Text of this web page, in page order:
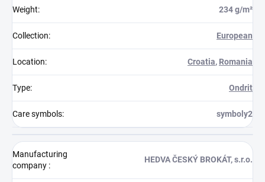
Weight: 234 g/m²
Collection: European
Location: Croatia, Romania
Type: Ondrit
Care symbols: symboly2
Manufacturing
company :
HEDVA ČESKÝ BROKÁT, s.r.o.